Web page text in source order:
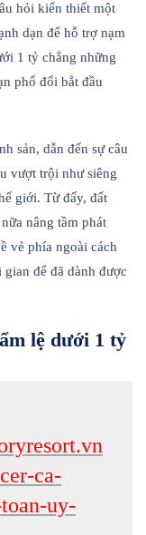
hỏi kiến thiết một
dạn để hỗ trợ nạm
1 tỷ chẳng những
phổ đổi bắt đầu
sản, dẫn đến sự câu
vượt trội như siêng
giới. Từ đấy, đất
nâng tầm phát
vẻ phía ngoài cách
để đã dành được
lệ dưới 1 tỷ
ca-
uy-